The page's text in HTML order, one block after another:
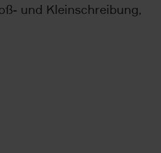
und Kleinschreibung,